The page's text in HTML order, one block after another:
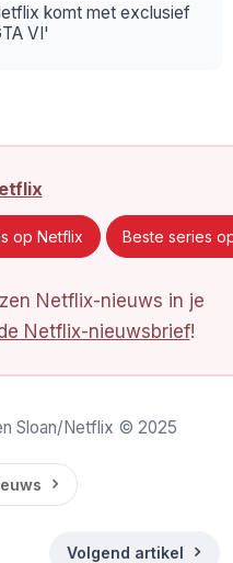
komt met exclusief
VI'
op Netflix Beste series
Netflix-nieuws in je
Netflix-nieuwsbrief!
Sloan/Netflix © 2025
Volgend artikel